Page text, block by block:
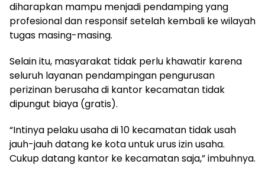
diharapkan mampu menjadi pendamping yang
profesional dan responsif setelah kembali ke wilayah
tugas masing-masing.
Selain itu, masyarakat tidak perlu khawatir karena
seluruh layanan pendampingan pengurusan
perizinan berusaha di kantor kecamatan tidak
dipungut biaya (gratis).
“Intinya pelaku usaha di 10 kecamatan tidak usah
jauh-jauh datang ke kota untuk urus izin usaha.
Cukup datang kantor ke kecamatan saja,” imbuhnya.